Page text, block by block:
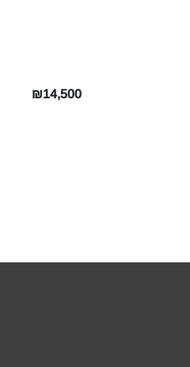
₪14,500